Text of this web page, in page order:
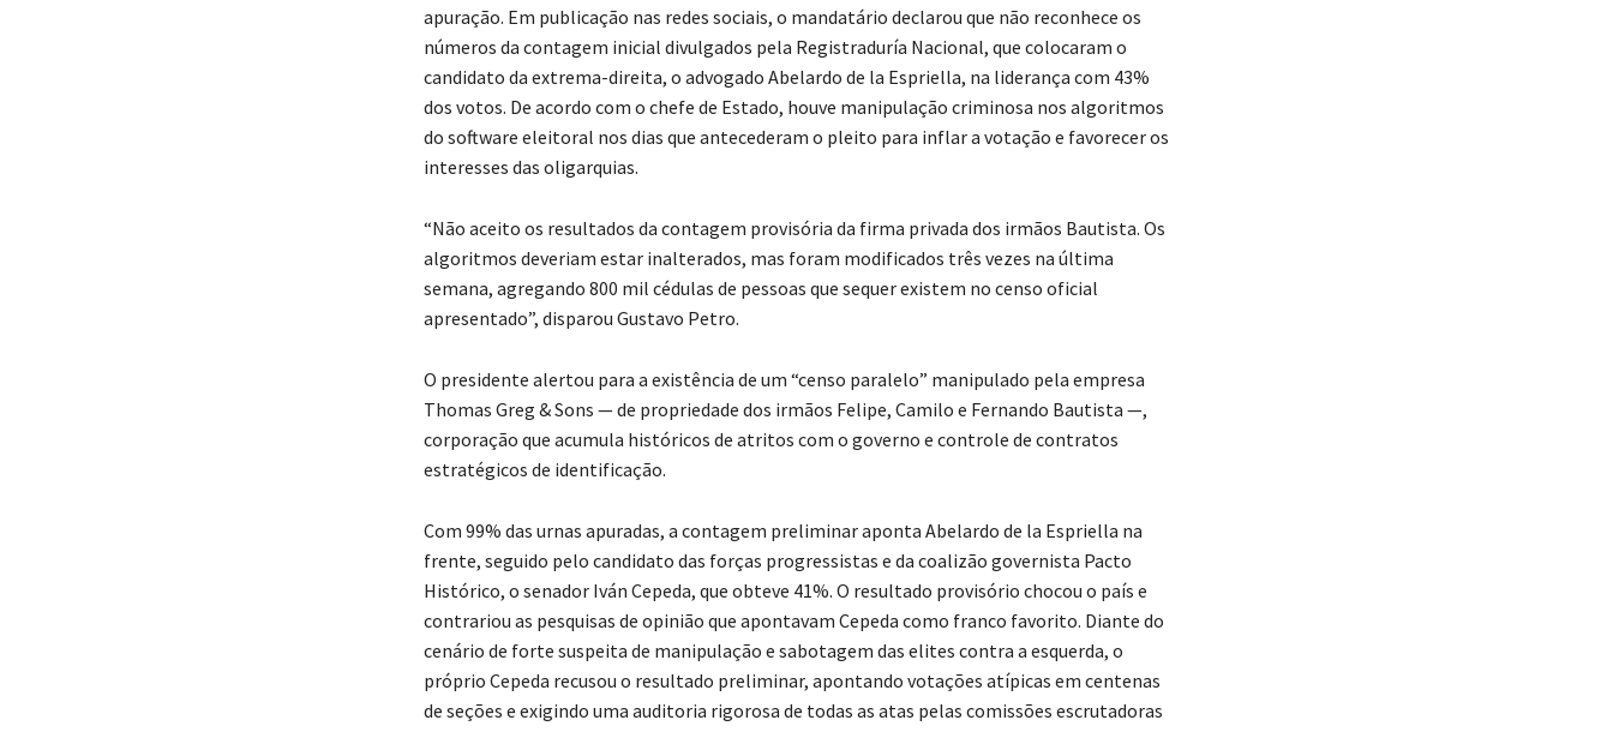
apuração. Em publicação nas redes sociais, o mandatário declarou que não reconhece os
números da contagem inicial divulgados pela Registraduría Nacional, que colocaram o
candidato da extrema-direita, o advogado Abelardo de la Espriella, na liderança com 43%
dos votos. De acordo com o chefe de Estado, houve manipulação criminosa nos algoritmos
do software eleitoral nos dias que antecederam o pleito para inflar a votação e favorecer os
interesses das oligarquias.
“Não aceito os resultados da contagem provisória da firma privada dos irmãos Bautista. Os
algoritmos deveriam estar inalterados, mas foram modificados três vezes na última
semana, agregando 800 mil cédulas de pessoas que sequer existem no censo oficial
apresentado”, disparou Gustavo Petro.
O presidente alertou para a existência de um “censo paralelo” manipulado pela empresa
Thomas Greg & Sons — de propriedade dos irmãos Felipe, Camilo e Fernando Bautista —,
corporação que acumula históricos de atritos com o governo e controle de contratos
estratégicos de identificação.
Com 99% das urnas apuradas, a contagem preliminar aponta Abelardo de la Espriella na
frente, seguido pelo candidato das forças progressistas e da coalizão governista Pacto
Histórico, o senador Iván Cepeda, que obteve 41%. O resultado provisório chocou o país e
contrariou as pesquisas de opinião que apontavam Cepeda como franco favorito. Diante do
cenário de forte suspeita de manipulação e sabotagem das elites contra a esquerda, o
próprio Cepeda recusou o resultado preliminar, apontando votações atípicas em centenas
de seções e exigindo uma auditoria rigorosa de todas as atas pelas comissões escrutadoras